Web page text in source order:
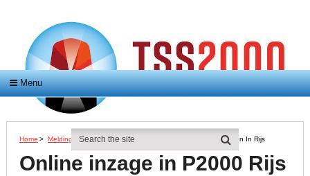
Menu
Home > Meldingen > Online Inzage In P2000 Rijs En 112 Meldingen In Rijs
Online inzage in P2000 Rijs